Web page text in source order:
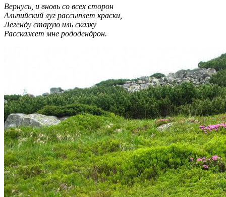
Вернусь, и вновь со всех сторон
Альпийский луг рассыплет краски,
Легенду старую иль сказку
Расскажет мне рододендрон.